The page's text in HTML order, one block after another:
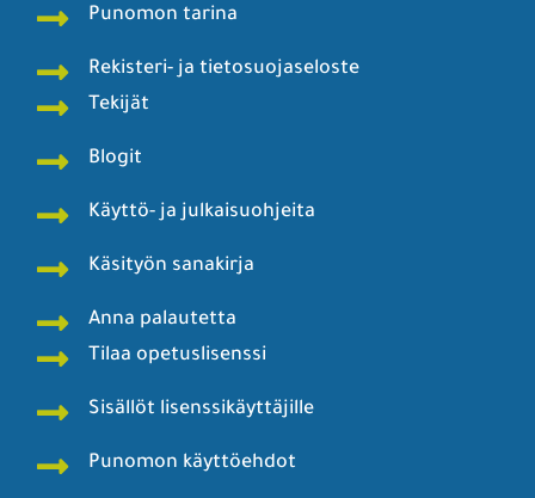
Punomon tarina
Rekisteri- ja tietosuojaseloste
Tekijät
Blogit
Käyttö- ja julkaisuohjeita
Käsityön sanakirja
Anna palautetta
Tilaa opetuslisenssi
Sisällöt lisenssikäyttäjille
Punomon käyttöehdot